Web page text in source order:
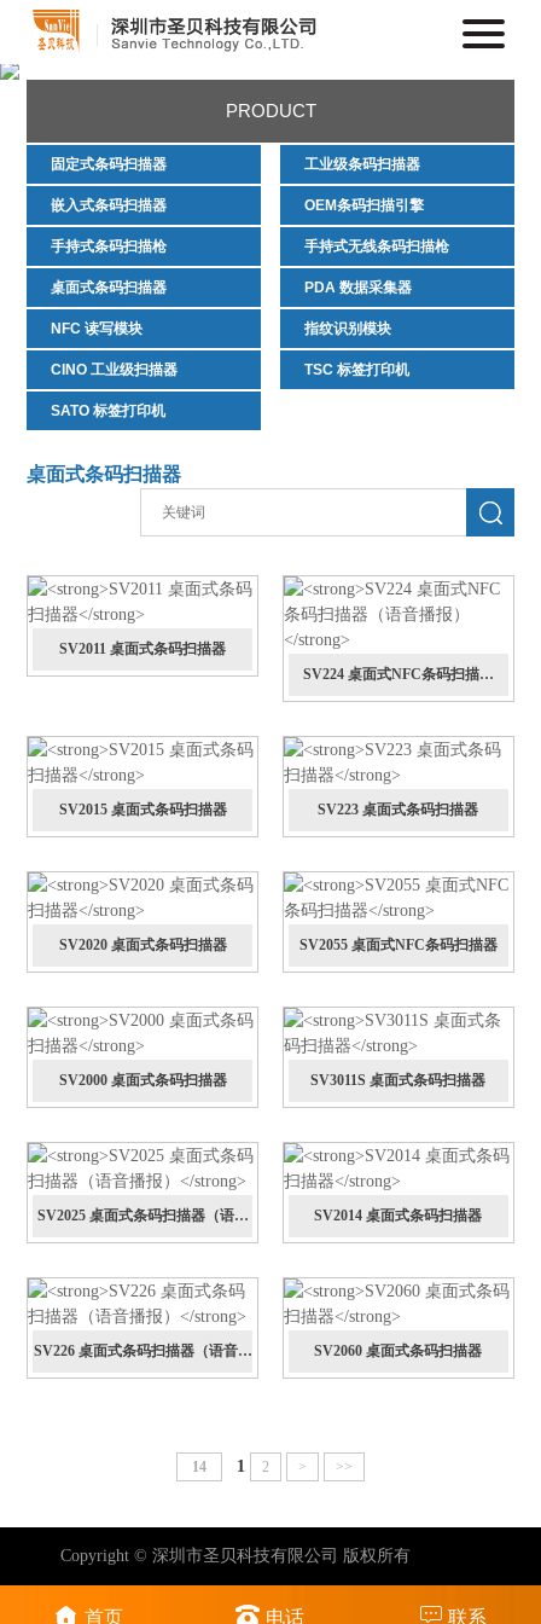
PRODUCT
固定式条码扫描器 工业级条码扫描器
嵌入式条码扫描器 OEM条码扫描引擎
手持式条码扫描枪 手持式无线条码扫描枪
桌面式条码扫描器 PDA 数据采集器
NFC 读写模块 指纹识别模块
CINO 工业级扫描器 TSC 标签打印机
SATO 标签打印机
桌面式条码扫描器
SV2011 桌面式条码扫描器
SV224 桌面式NFC条码扫描器
SV2015 桌面式条码扫描器 SV223 桌面式条码扫描器
SV2020 桌面式条码扫描器 SV2055 桌面式NFC条码扫描器
SV2000 桌面式条码扫描器 SV3011S 桌面式条码扫描器
SV2025 桌面式条码扫描器（语音 SV2014 桌面式条码扫描器
SV226 桌面式条码扫描器（语音播 SV2060 桌面式条码扫描器
14 1 2 > >>
Copyright © 深圳市圣贝科技有限公司 版权所有
首页 电话 联系